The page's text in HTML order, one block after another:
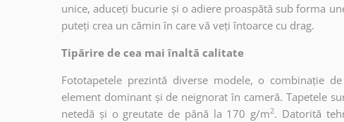
unice, aduceți bucurie și o adiere proaspătă sub forma
puteți crea un cămin în care vă veți întoarce cu drag.
Tipărire de cea mai înaltă calitate
Fototapetele prezintă diverse modele, o combinație
element dominant și de neignorat în cameră. Tapetele
netedă și o greutate de până la 170 g/m2. Datorită